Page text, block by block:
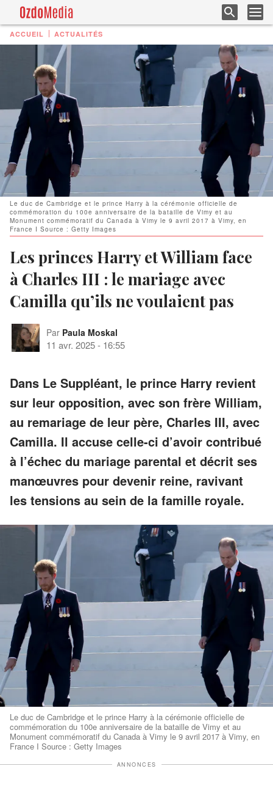
ACCUEIL ACTUALITÉS
Le duc de Cambridge et le prince Harry à la cérémonie officielle de
commémoration du 100e anniversaire de la bataille de Vimy et au
Monument commémoratif du Canada à Vimy le 9 avril 2017 à Vimy, en
France I Source : Getty Images
Les princes Harry et William face
à Charles III : le mariage avec
Camilla qu’ils ne voulaient pas
Par Paula Moskal
11 avr. 2025- 16:55
Dans Le Suppléant, le prince Harry revient
sur leur opposition, avec son frère William,
au remariage de leur père, Charles III, avec
Camilla. Il accuse celle-ci d’avoir contribué
à l’échec du mariage parental et décrit ses
manœuvres pour devenir reine, ravivant
les tensions au sein de la famille royale.
Le duc de Cambridge et le prince Harry à la cérémonie officielle de
commémoration du 100e anniversaire de la bataille de Vimy et au
Monument commémoratif du Canada à Vimy le 9 avril 2017 à Vimy, en
France I Source : Getty Images
ANNONCES